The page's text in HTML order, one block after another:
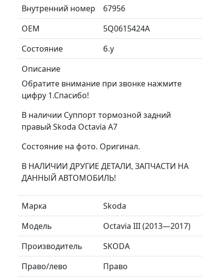
Внутренний номер
67956
ОЕМ
5Q0615424A
Состояние
б.у
Описание
Обратите внимание при звонке нажмите
цифру 1.Спасибо!
В наличии Суппорт тормозной задний
правый Skoda Octavia A7
Состояние на фото. Оригинал.
В НАЛИЧИИ ДРУГИЕ ДЕТАЛИ, ЗАПЧАСТИ НА
ДАННЫЙ АВТОМОБИЛЬ!
Марка
Skoda
Модель
Octavia III (2013—2017)
Производитель
SKODA
Право/лево
Право